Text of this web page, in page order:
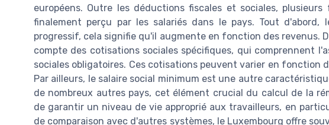
européens. Outre les déductions fiscales et sociales,
finalement perçu par les salariés dans le pays. Tout d'abord,
progressif, cela signifie qu'il augmente en fonction des revenus.
compte des cotisations sociales spécifiques, qui comprennent
sociales obligatoires. Ces cotisations peuvent varier en
Par ailleurs, le salaire social minimum est une autre
de nombreux autres pays, cet élément crucial du calcul de la
de garantir un niveau de vie approprié aux travailleurs, en
de comparaison avec d'autres systèmes, le Luxembourg offre